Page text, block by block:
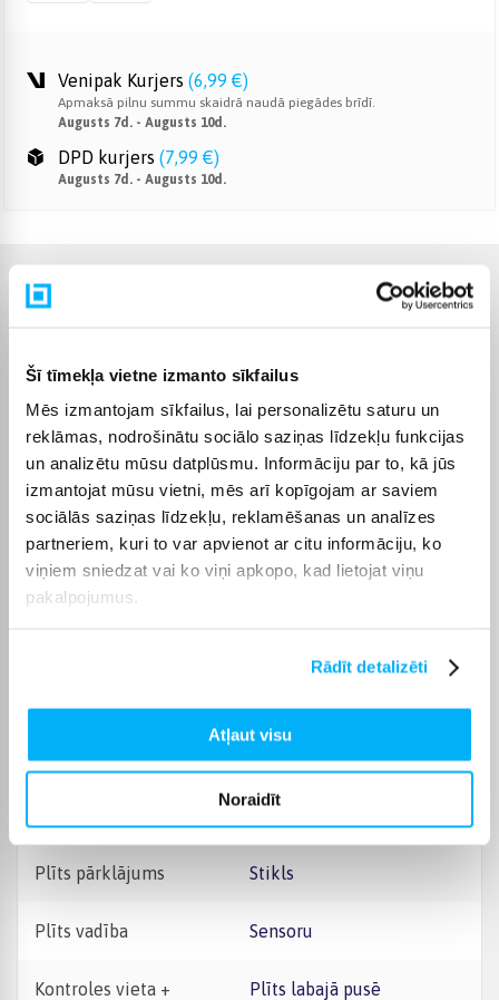
Šī tīmekļa vietne izmanto sīkfailus
Mēs izmantojam sīkfailus, lai personalizētu saturu un
reklāmas, nodrošinātu sociālo saziņas līdzekļu funkcijas
un analizētu mūsu datplūsmu. Informāciju par to, kā jūs
izmantojat mūsu vietni, mēs arī kopīgojam ar saviem
sociālās saziņas līdzekļu, reklamēšanas un analīzes
partneriem, kuri to var apvienot ar citu informāciju, ko
viņiem sniedzat vai ko viņi apkopo, kad lietojat viņu
pakalpojumus.
Rādīt detalizēti
Atļaut visu
Noraidīt
Venipak Kurjers (6,99 €)
Apmaksā pilnu summu skaidrā naudā piegādes brīdī.
Augusts 7d. - Augusts 10d.
DPD kurjers (7,99 €)
Augusts 7d. - Augusts 10d.
Raksturlielumi
Apvienotās zonas Nē
Garantijas laiks 24 mēn.
Komplektēšanas valsts Rumānija
Jauda 7350 W
Plīts tips Indukcijas
Plīts pārklājums Stikls
Plīts vadība Sensoru
Kontroles vieta + Plīts labajā pusē